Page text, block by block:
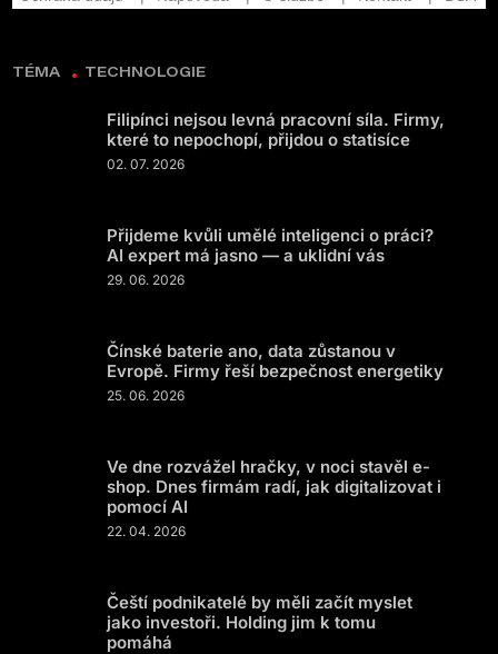
TÉMA TECHNOLOGIE
Filipínci nejsou levná pracovní síla. Firmy,
které to nepochopí, přijdou o statisíce
02. 07. 2026
Přijdeme kvůli umělé inteligenci o práci?
AI expert má jasno — a uklidní vás
29. 06. 2026
Čínské baterie ano, data zůstanou v
Evropě. Firmy řeší bezpečnost energetiky
25. 06. 2026
Ve dne rozvážel hračky, v noci stavěl e-
shop. Dnes firmám radí, jak digitalizovat i
pomocí AI
22. 04. 2026
Čeští podnikatelé by měli začít myslet
jako investoři. Holding jim k tomu
pomáhá